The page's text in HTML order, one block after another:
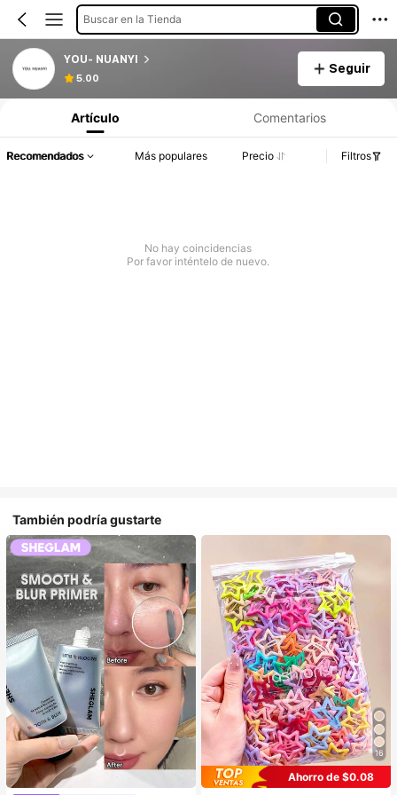
Buscar en la Tienda
YOU- NUANYI
5.00
Seguir
Artículo Comentarios
Recomendados Más populares Precio Filtros
No hay coincidencias
Por favor inténtelo de nuevo.
También podría gustarte
16
Ahorro de $0.08